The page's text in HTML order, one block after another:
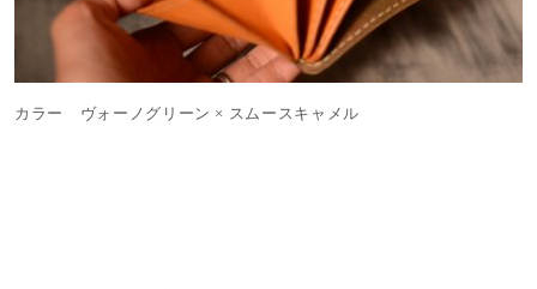
カラー ヴォーノグリーン × スムースキャメル